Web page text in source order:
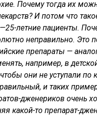
Почему тогда их
И потом что
летние пациенты.
неправильно.
препараты —
например, в
они не уступали по
и таких
дженериков очень
какой-то препарат-